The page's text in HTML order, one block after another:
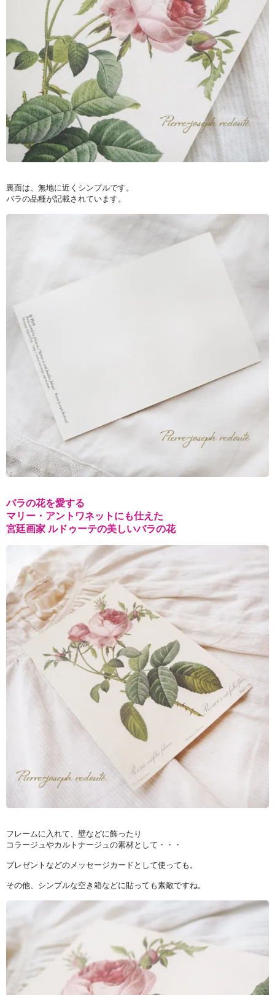
裏面は、無地に近くシンプルです。
バラの品種が記載されています。
バラの花を愛する
マリー・アントワネットにも仕えた
宮廷画家 ルドゥーテの美しいバラの花
フレームに入れて、壁などに飾ったり
コラージュやカルトナージュの素材として・・・
プレゼントなどのメッセージカードとして使っても。
その他、シンプルな空き箱などに貼っても素敵ですね。